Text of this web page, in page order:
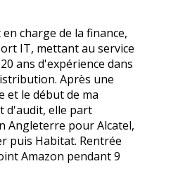
charge de la finance,
IT, mettant au service
ans d'expérience dans
Après une
et le début de ma
d'audit, elle part
Angleterre pour Alcatel,
puis Habitat. Rentrée
Amazon pendant 9